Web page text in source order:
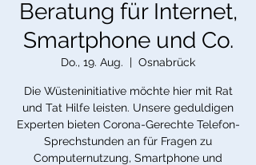
Beratung für Internet,
Smartphone und Co.
Do., 19. Aug.
  |
Osnabrück
Die Wüsteninitiative möchte hier mit Rat
und Tat Hilfe leisten. Unsere geduldigen
Experten bieten Corona-Gerechte Telefon-
Sprechstunden an für Fragen zu
Computernutzung, Smartphone und